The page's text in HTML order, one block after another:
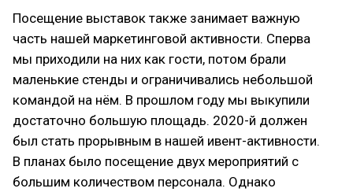
Посещение выставок также занимает важную
часть нашей маркетинговой активности. Сперва
мы приходили на них как гости, потом брали
маленькие стенды и ограничивались небольшой
командой на нём. В прошлом году мы выкупили
достаточно большую площадь. 2020-й должен
был стать прорывным в нашей ивент-активности.
В планах было посещение двух мероприятий с
большим количеством персонала. Однако